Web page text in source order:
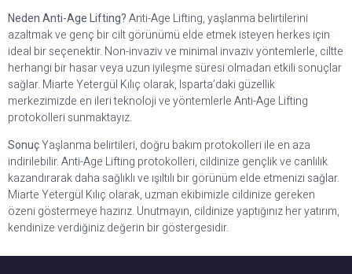
Neden Anti-Age Lifting?Anti-Age Lifting, yaşlanma belirtilerini
azaltmak ve genç bir cilt görünümü elde etmek isteyen herkes için
ideal bir seçenektir. Non-invaziv ve minimal invaziv yöntemlerle, ciltte
herhangi bir hasar veya uzun iyileşme süresi olmadan etkili sonuçlar
sağlar. Miarte Yetergül Kılıç olarak, Isparta’daki güzellik
merkezimizde en ileri teknoloji ve yöntemlerle Anti-Age Lifting
protokolleri sunmaktayız.
SonuçYaşlanma belirtileri, doğru bakım protokolleri ile en aza
indirilebilir. Anti-Age Lifting protokolleri, cildinize gençlik ve canlılık
kazandırarak daha sağlıklı ve ışıltılı bir görünüm elde etmenizi sağlar.
Miarte Yetergül Kılıç olarak, uzman ekibimizle cildinize gereken
özeni göstermeye hazırız. Unutmayın, cildinize yaptığınız her yatırım,
kendinize verdiğiniz değerin bir göstergesidir.